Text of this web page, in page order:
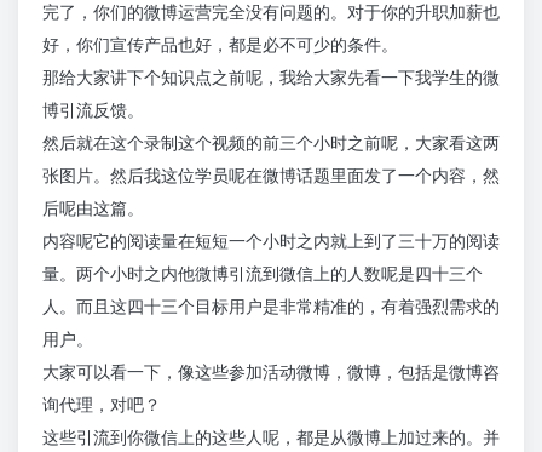
完了，你们的微博运营完全没有问题的。对于你的升职加薪也
好，你们宣传产品也好，都是必不可少的条件。
那给大家讲下个知识点之前呢，我给大家先看一下我学生的微
博引流反馈。
然后就在这个录制这个视频的前三个小时之前呢，大家看这两
张图片。然后我这位学员呢在微博话题里面发了一个内容，然
后呢由这篇。
内容呢它的阅读量在短短一个小时之内就上到了三十万的阅读
量。两个小时之内他微博引流到微信上的人数呢是四十三个
人。而且这四十三个目标用户是非常精准的，有着强烈需求的
用户。
大家可以看一下，像这些参加活动微博，微博，包括是微博咨
询代理，对吧？
这些引流到你微信上的这些人呢，都是从微博上加过来的。并